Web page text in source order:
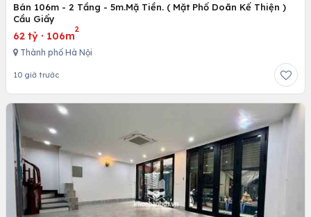
Bán 106m - 2 Tầng - 5m.Mặ Tiền. ( Mặt Phố Doãn Kế Thiện )
Cầu Giấy
62 tỷ · 106m
2
Thành phố Hà Nội
10 giờ trước